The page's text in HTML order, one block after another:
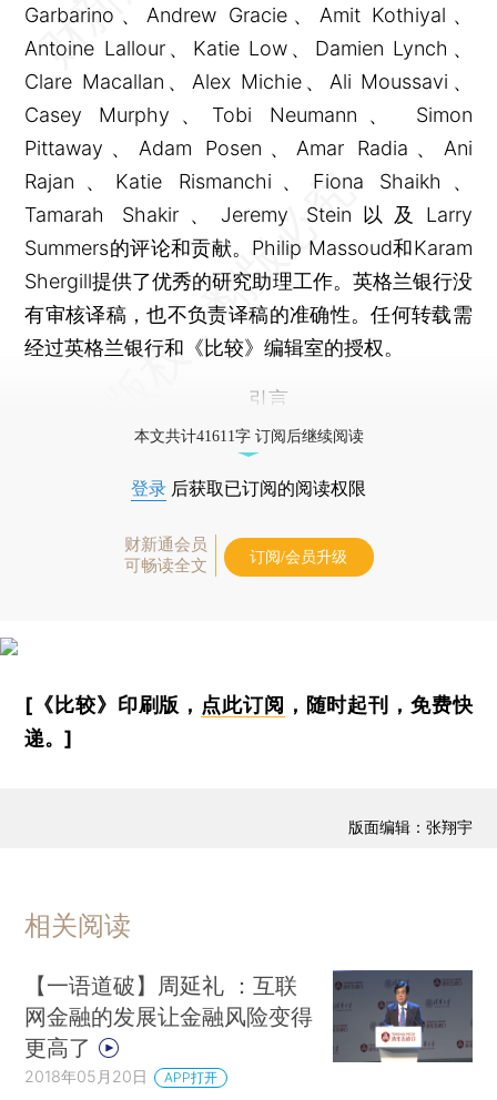
Garbarino、Andrew Gracie、Amit Kothiyal、
Antoine Lallour、Katie Low、Damien Lynch、
Clare Macallan、Alex Michie、Ali Moussavi、
Casey Murphy、Tobi Neumann、 Simon
Pittaway、Adam Posen、Amar Radia、Ani
Rajan、Katie Rismanchi、Fiona Shaikh、
Tamarah Shakir、Jeremy Stein以及Larry
Summers的评论和贡献。Philip Massoud和Karam
Shergill提供了优秀的研究助理工作。英格兰银行没
有审核译稿，也不负责译稿的准确性。任何转载需
经过英格兰银行和《比较》编辑室的授权。
引言
本文共计41611字 订阅后继续阅读
登录 后获取已订阅的阅读权限
财新通会员
可畅读全文
订阅/会员升级
[《比较》印刷版， 点此订阅 ，随时起刊，免费快
递。]
版面编辑：张翔宇
相关阅读
【一语道破】周延礼 ：互联
网金融的发展让金融风险变得
更高了
2018年05月20日 APP打开